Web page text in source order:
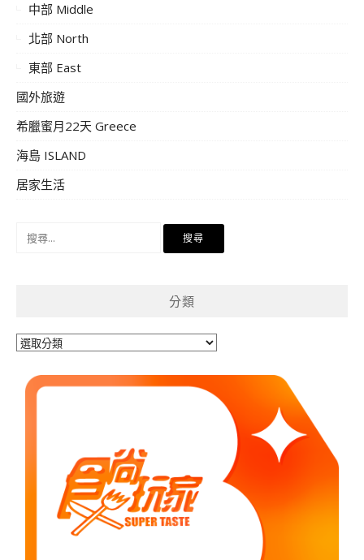
中部 Middle
北部 North
東部 East
國外旅遊
希臘蜜月22天 Greece
海島 ISLAND
居家生活
分類
分